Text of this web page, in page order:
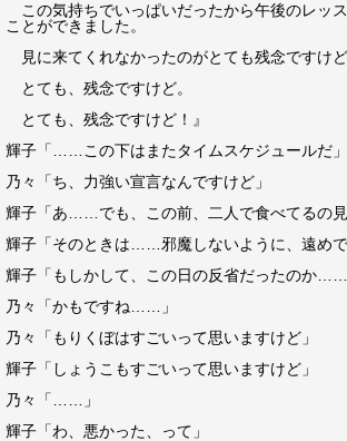
この気持ちでいっぱいだったから午後のレッ
ことができました。
見に来てくれなかったのがとても残念ですけど
とても、残念ですけど。
とても、残念ですけど！』
輝子「……この下はまたタイムスケジュールだ」
乃々「ち、力強い宣言なんですけど」
輝子「あ……でも、この前、二人で食べてるの見
輝子「そのときは……邪魔しないように、遠めで
輝子「もしかして、この日の反省だったのか……
乃々「かもですね……」
乃々「もりくぼはすごいって思いますけど」
輝子「しょうこもすごいって思いますけど」
乃々「……」
輝子「わ、悪かった、って」